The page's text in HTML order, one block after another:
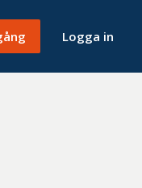
Logga in